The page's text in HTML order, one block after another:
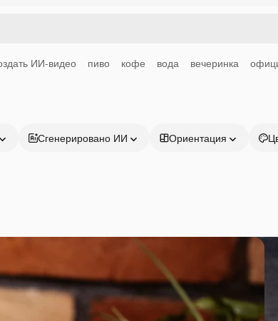
ИИ-видео пиво кофе вода вечеринка
Сгенерировано ИИ Ориентация
Продукция Начать